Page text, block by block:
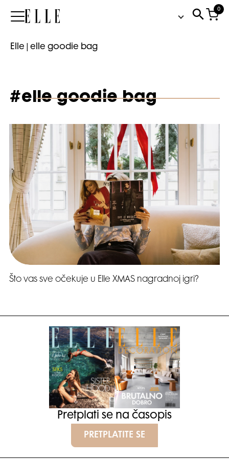
Elle
0
Elle elle goodie bag
#elle goodie bag
Što vas sve očekuje u Elle XMAS nagradnoj igri?
Pretplati se na časopis
PRETPLATITE SE